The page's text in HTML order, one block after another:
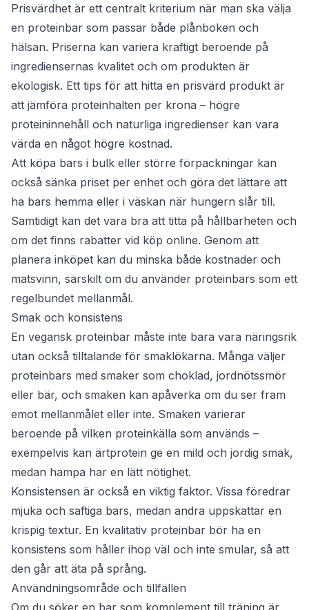
Prisvärdhet är ett centralt kriterium när man ska välja
en proteinbar som passar både plånboken och
hälsan. Priserna kan variera kraftigt beroende på
ingrediensernas kvalitet och om produkten är
ekologisk. Ett tips för att hitta en prisvärd produkt är
att jämföra proteinhalten per krona – högre
proteininnehåll och naturliga ingredienser kan vara
värda en något högre kostnad.
Att köpa bars i bulk eller större förpackningar kan
också sänka priset per enhet och göra det lättare att
ha bars hemma eller i väskan när hungern slår till.
Samtidigt kan det vara bra att titta på hållbarheten och
om det finns rabatter vid köp online. Genom att
planera inköpet kan du minska både kostnader och
matsvinn, särskilt om du använder proteinbars som ett
regelbundet mellanmål.
Smak och konsistens
En vegansk proteinbar måste inte bara vara näringsrik
utan också tilltalande för smaklökarna. Många väljer
proteinbars med smaker som choklad, jordnötssmör
eller bär, och smaken kan apåverka om du ser fram
emot mellanmålet eller inte. Smaken varierar
beroende på vilken proteinkälla som används –
exempelvis kan ärtprotein ge en mild och jordig smak,
medan hampa har en lätt nötighet.
Konsistensen är också en viktig faktor. Vissa föredrar
mjuka och saftiga bars, medan andra uppskattar en
krispig textur. En kvalitativ proteinbar bör ha en
konsistens som håller ihop väl och inte smular, så att
den går att äta på språng.
Användningsområde och tillfällen
Om du söker en bar som komplement till träning är